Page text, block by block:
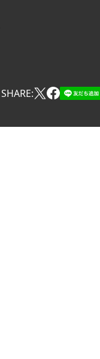
SHARE: